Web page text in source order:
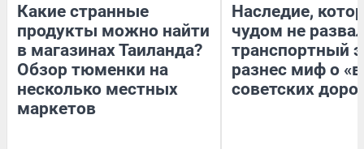
Какие странные
продукты можно найти
в магазинах Таиланда?
Обзор тюменки на
несколько местных
маркетов
Наследие,
чудом не
транспортный
разнес миф о
советских